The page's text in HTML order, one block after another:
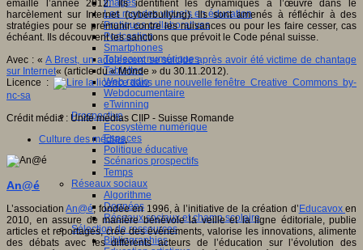
Images
Les mondes virtuels en éducation
Pratiques collaboratives
Podcasting
Smartphones
Tableaux numériques
Tablettes
Web radio
Webdocumentaire
eTwinning
Prospective
Ecosystème numérique
Espaces
Politique éducative
Scénarios prospectifs
Temps
Réseaux sociaux
Algorithme
Données
Réseaux sociaux et champ scolaire
Sélection de ressources
Bibliographies
émaillé l’année 2012. Ils identifient les dynamiques à l’œuvre dans le
harcèlement sur Internet (cyberbullying). Ils sont amenés à réfléchir à des
stratégies pour se prémunir contre les nuisances ou pour les faire cesser, cas
échéant. Ils découvrent les sanctions que prévoit le Code pénal suisse.
Avec : «A Brest, un adolescent se suicide après avoir été victime de chantage
sur Internet« (article du « Monde » du 30.11.2012).
Licence :
Creative Commons by-
nc-sa
Crédit média : Unité médias CIIP - Suisse Romande
Culture des médias,
An@é
L’associationAn@é, fondée en 1996, à l’initiative de la création d’ Educavoxen
2010, en assure de manière bénévole la veille et la ligne éditoriale, publie
articles et reportages, crée des événements, valorise les innovations, alimente
des débats avec les différents acteurs de l’éducation sur l’évolution des